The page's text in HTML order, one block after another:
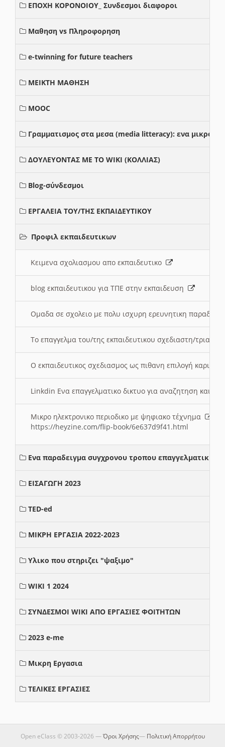
ΕΠΟΧΗ ΚΟΡΟΝΟΙΟΥ_ Συνδεσμοι διαφοροι
Μαθηση vs Πληροφορηση
e-twinning for future teachers
ΜΕΙΚΤΗ ΜΑΘΗΣΗ
MOOC
Γραμματισμος στα μεσα (media litteracy): ενα μικρο
ΔΟΥΛΕΥΟΝΤΑΣ ΜΕ ΤΟ WIKI (ΚΟΛΛΙΑΣ)
Blog-σύνδεσμοι
ΕΡΓΑΛΕΙΑ ΤΟΥ/ΤΗΣ ΕΚΠΑΙΔΕΥΤΙΚΟΥ
Προφιλ εκπαιδευτικων
Κειμενα σχολιασμου απο εκπαιδευτικο
blog εκπαιδευτικου για ΤΠΕ στην εκπαιδευση
Ομαδα σε σχολειο με πολυ ισχυρη ερευνητικη
Το επαγγελμα του/της εκπαιδευτικου σχεδιαστη/τριας
Ο εκπαιδευτικος σχεδιασμος ως πιθανη επιλογή
Linkdin Ενα επαγγελματικο δικτυο για αναζητηση και
Μικρο ηλεκτρονικο περιοδικο με ψηφιακο τέχνημα
https://heyzine.com/flip-book/6e637d9f41.html
Ενα παραδειγμα συγχρονου τροπου επαγγελματικης
ΕΙΣΑΓΩΓΗ 2023
TED-ed
ΜΙΚΡΗ ΕΡΓΑΣΙΑ 2022-2023
Υλικο που στηριζει "ψαξιμο"
WIKI 1 2024
ΣΥΝΔΕΣΜΟΙ WIKI ΑΠΟ ΕΡΓΑΣΙΕΣ ΦΟΙΤΗΤΩΝ
2023 e-me
Μικρη Εργασια
ΤΕΛΙΚΕΣ ΕΡΓΑΣΙΕΣ
Open eClass © 2003-2026 —Όροι Χρήσης— Πολιτική Απορρήτου